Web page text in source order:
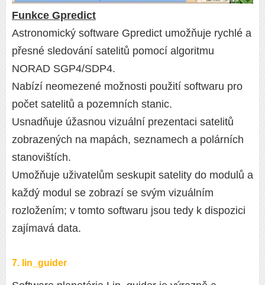
Funkce Gpredict
Astronomický software Gpredict umožňuje rychlé a
přesné sledování satelitů pomocí algoritmu
NORAD SGP4/SDP4.
Nabízí neomezené možnosti použití softwaru pro
počet satelitů a pozemních stanic.
Usnadňuje úžasnou vizuální prezentaci satelitů
zobrazených na mapách, seznamech a polárních
stanovištích.
Umožňuje uživatelům seskupit satelity do modulů a
každý modul se zobrazí se svým vizuálním
rozložením; v tomto softwaru jsou tedy k dispozici
zajímavá data.
7. lin_guider